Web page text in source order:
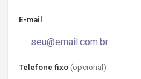
E-mail
Telefone fixo (opcional)